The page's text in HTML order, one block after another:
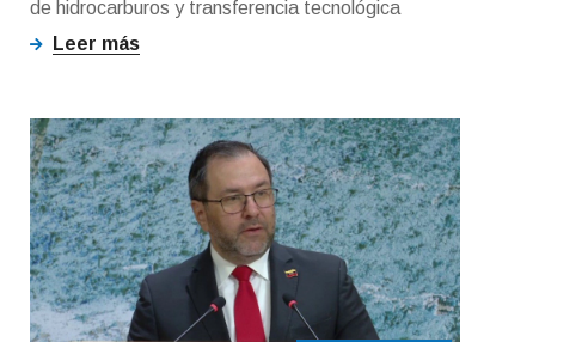
de hidrocarburos y transferencia tecnológica
Leer más